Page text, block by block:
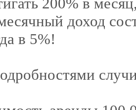
доход
в 5%!